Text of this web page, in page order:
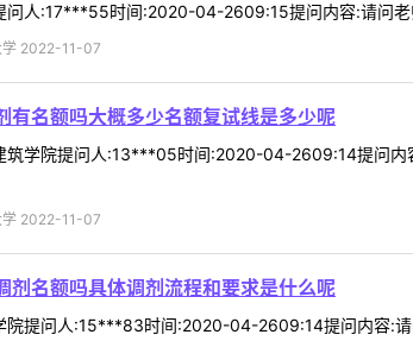
问人:17***55时间:2020-04-2609:15提问内容:请问
学 2022-11-07
有名额吗大概多少名额复试线是多少呢
筑学院提问人:13***05时间:2020-04-2609:14提问
学 2022-11-07
剂名额吗具体调剂流程和要求是什么呢
院提问人:15***83时间:2020-04-2609:14提问内容:请